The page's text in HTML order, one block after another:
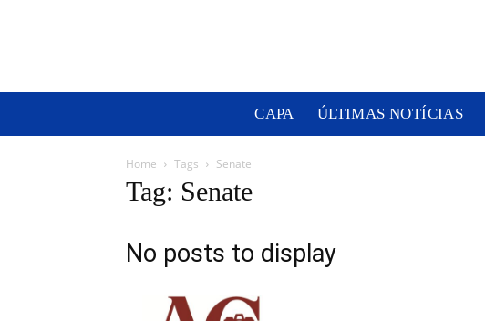
CAPA ÚLTIMAS NOTÍCIAS
Home Tags Senate
Tag: Senate
No posts to display